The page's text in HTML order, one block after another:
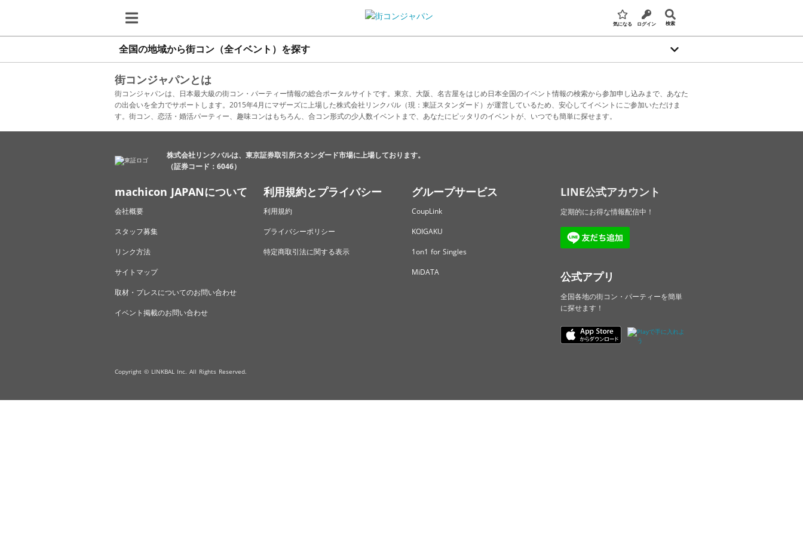
気になる ログイン 検索
全国の地域から街コン（全イベント）を探す
街コンジャパンとは
街コンジャパンは、日本最大級の街コン・パーティー情報の総合ポータルサイトです。東京、大阪、名古屋をはじめ日本全国のイベント情報の検索から参加申し込みまで、あなた
の出会いを全力でサポートします。2015年4月にマザーズに上場した株式会社リンクバル（現：東証スタンダード）が運営しているため、安心してイベントにご参加いただけま
す。街コン、恋活・婚活パーティー、趣味コンはもちろん、合コン形式の少人数イベントまで、あなたにピッタリのイベントが、いつでも簡単に探せます。
株式会社リンクバルは、東京証券取引所スタンダード市場に上場しております。
（証券コード：6046）
machicon JAPANについて
会社概要
スタッフ募集
リンク方法
サイトマップ
取材・プレスについてのお問い合わせ
イベント掲載のお問い合わせ
利用規約とプライバシー
利用規約
プライバシーポリシー
特定商取引法に関する表示
グループサービス
CoupLink
KOIGAKU
1on1 for Singles
MiDATA
LINE公式アカウント
定期的にお得な情報配信中！
公式アプリ
全国各地の街コン・パーティーを簡単
に探せます！
Copyright © LINKBAL Inc. All Rights Reserved.